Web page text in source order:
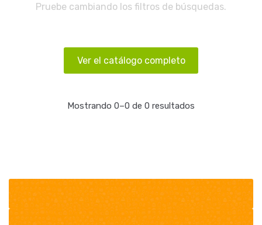
Pruebe cambiando los filtros de búsquedas.
Ver el catálogo completo
Mostrando 0–0 de 0 resultados